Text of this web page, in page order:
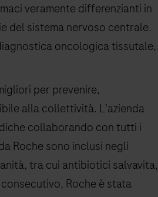
veramente differenzianti in
del sistema nervoso centrale.
oncologica tissutale,
per prevenire,
alla collettività. L'azienda
collaborando con tutti i
Roche sono inclusi negli
tra cui antibiotici salvavita,
Roche è stata